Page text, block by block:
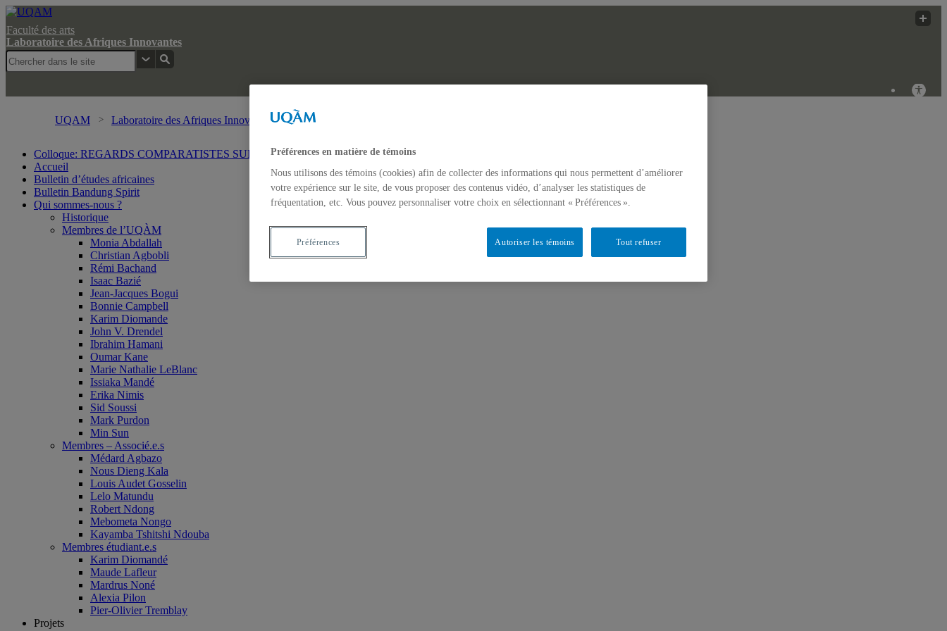
Faculté des arts
Laboratoire des Afriques Innovantes
UQAM Laboratoire des Afriques Innovantes Recherche
Colloque: REGARDS COMPARATISTES SUR LES IMAGINAIRES NON-DOMINANTS EN AFRIQUE ET DANS LES AMÉRIQUES
Accueil
Bulletin d’études africaines
Bulletin Bandung Spirit
Qui sommes-nous ?
Historique
Membres de l’UQÀM
Monia Abdallah
Christian Agbobli
Rémi Bachand
Isaac Bazié
Jean-Jacques Bogui
Bonnie Campbell
Karim Diomande
John V. Drendel
Ibrahim Hamani
Oumar Kane
Marie Nathalie LeBlanc
Issiaka Mandé
Erika Nimis
Sid Soussi
Mark Purdon
Min Sun
Membres – Associé.e.s
Médard Agbazo
Nous Dieng Kala
Louis Audet Gosselin
Lelo Matundu
Robert Ndong
Mebometa Nongo
Kayamba Tshitshi Ndouba
Membres étudiant.e.s
Karim Diomandé
Maude Lafleur
Mardrus Noné
Alexia Pilon
Pier-Olivier Tremblay
Projets
Préférences en matière de témoins
Nous utilisons des témoins (cookies) afin de collecter des informations qui nous permettent d’améliorer
votre expérience sur le site, de vous proposer des contenus vidéo, d’analyser les statistiques de
fréquentation, etc. Vous pouvez personnaliser votre choix en sélectionnant « Préférences ».
Tout refuser
Autoriser les témoins
Préférences